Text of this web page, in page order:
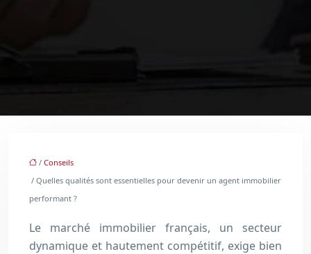
/ Conseils
/ Quelles qualités sont essentielles pour devenir un agent immobilier
performant ?
Le marché immobilier français, un secteur
dynamique et hautement compétitif, exige bien